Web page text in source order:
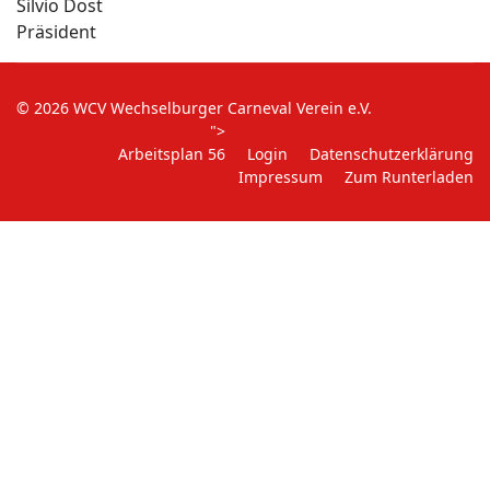
Silvio Dost
Präsident
© 2026 WCV Wechselburger Carneval Verein e.V.
">
Arbeitsplan 56
Login
Datenschutzerklärung
Impressum
Zum Runterladen